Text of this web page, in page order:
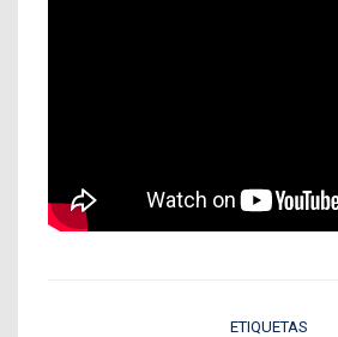
ETIQUETAS